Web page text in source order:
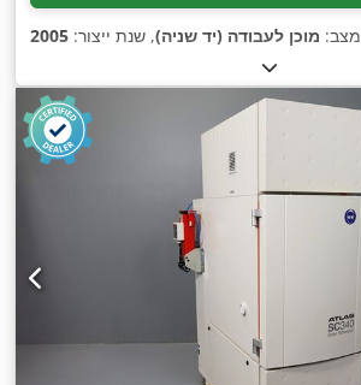
מצב: מוכן לעבודה (יד שניה), שנת ייצור: 2005